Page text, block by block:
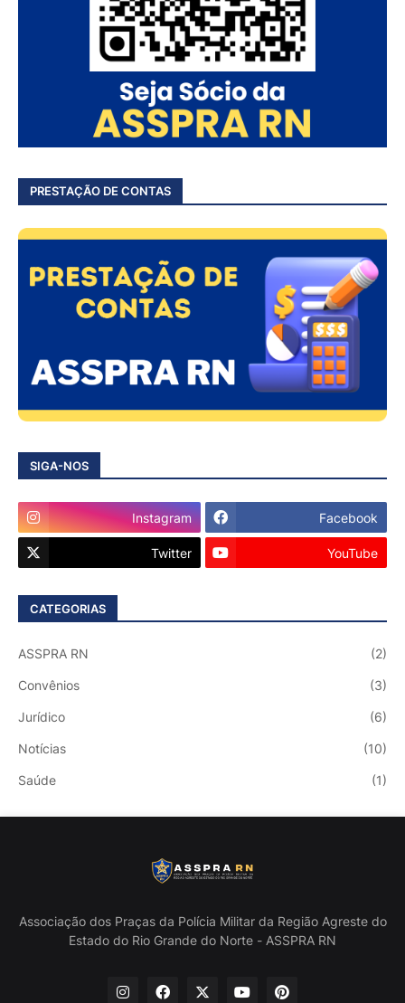
PRESTAÇÃO DE CONTAS
SIGA-NOS
Instagram Facebook
Twitter YouTube
CATEGORIAS
ASSPRA RN (2)
Convênios (3)
Jurídico (6)
Notícias (10)
Saúde (1)
Associação dos Praças da Polícia Militar da Região Agreste do
Estado do Rio Grande do Norte - ASSPRA RN